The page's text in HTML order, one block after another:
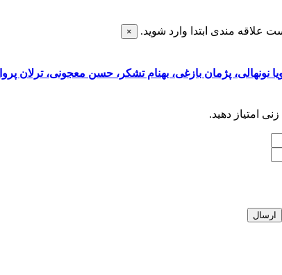
علاقه مندی ابتدا وارد شوید.
×
نونهالی، پژمان بازغی، بهنام تشکر، حسن معجونی،
امتیاز دهید.